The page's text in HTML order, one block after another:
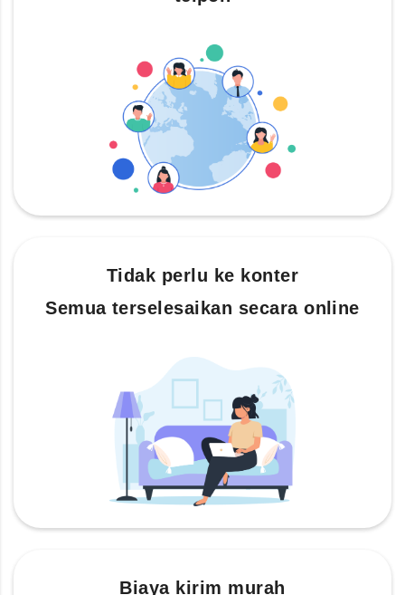
Tidak perlu ke konter
Semua terselesaikan secara online
Biaya kirim murah